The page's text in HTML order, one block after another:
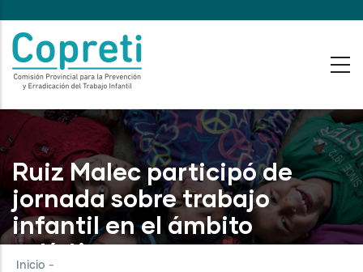
contenido
principal
Ruiz Malec participó de
jornada sobre trabajo
infantil en el ámbito
artístico
Inicio -